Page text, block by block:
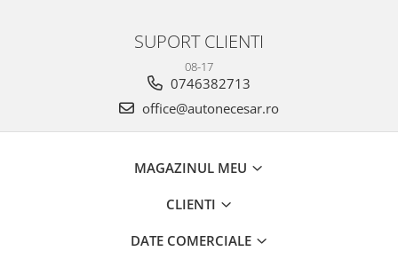
SUPORT CLIENTI
08-17
0746382713
office@autonecesar.ro
MAGAZINUL MEU
CLIENTI
DATE COMERCIALE